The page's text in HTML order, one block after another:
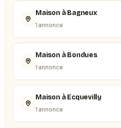
Maison à Bagneux
1 annonce
Maison à Bondues
1 annonce
Maison à Ecquevilly
1 annonce